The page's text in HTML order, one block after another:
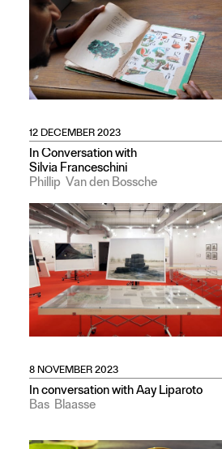
Instagram
Facebook
12 DECEMBER 2023
In Conversation with
Silvia Franceschini
Phillip Van den Bossche
8 NOVEMBER 2023
In conversation with Aay Liparoto
Bas Blaasse